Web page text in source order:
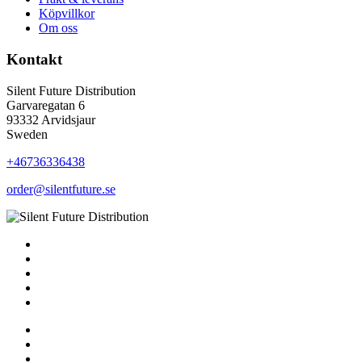
Köpvillkor
Om oss
Kontakt
Silent Future Distribution
Garvaregatan 6
93332 Arvidsjaur
Sweden
+46736336438
order@silentfuture.se